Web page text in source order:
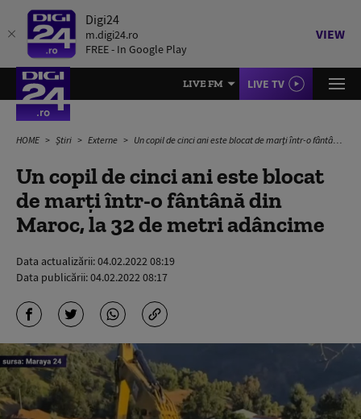
Digi24
m.digi24.ro
FREE - In Google Play
VIEW
LIVE FM LIVE TV
HOME Știri Externe Un copil de cinci ani este blocat de marți într-o fântână din Maroc, la 32 de metri adâncime
Un copil de cinci ani este blocat
de marți într-o fântână din
Maroc, la 32 de metri adâncime
Data actualizării:04.02.2022 08:19
Data publicării:04.02.2022 08:17